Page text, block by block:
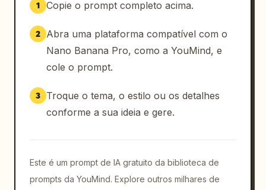
íntimo, aconchegante e natural" } }
1 Copie o prompt completo acima.
2
Abra uma plataforma compatível com o
Nano Banana Pro, como a YouMind, e
cole o prompt.
3
Troque o tema, o estilo ou os detalhes
conforme a sua ideia e gere.
Este é um prompt de IA gratuito da biblioteca de
prompts da YouMind. Explore outros milhares de